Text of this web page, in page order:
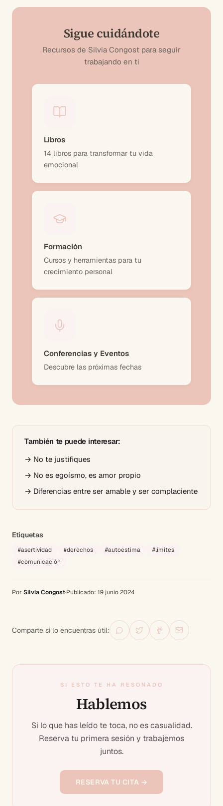
Sigue cuidándote
Recursos de Silvia Congost para seguir
trabajando en ti
Libros
14 libros para transformar tu vida
emocional
Formación
Cursos y herramientas para tu
crecimiento personal
Conferencias y Eventos
Descubre las próximas fechas
También te puede interesar:
→ No te justifiques
→ No es egoísmo, es amor propio
→ Diferencias entre ser amable y ser complaciente
Etiquetas
#asertividad #derechos #autoestima #límites
#comunicación
Por Silvia Congost·Publicado: 19 junio 2024
Comparte si lo encuentras útil:
SI ESTO TE HA RESONADO
Hablemos
Si lo que has leído te toca, no es casualidad.
Reserva tu primera sesión y trabajemos
juntos.
RESERVA TU CITA →